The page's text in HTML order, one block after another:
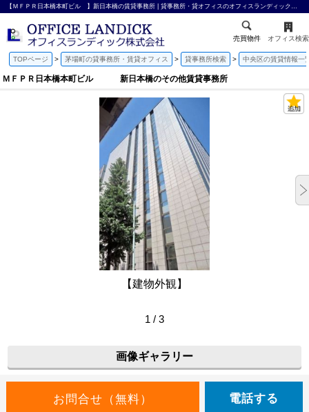
【ＭＦＰＲ日本橋本町ビル 】新日本橋の賃貸事務所 | 貸事務所・貸オフィスのオフィスランディック株式会社
売買物件 オフィス検索
TOPページ 茅場町の貸事務所・賃貸オフィス 貸事務所検索 中央区の賃貸情報一
ＭＦＰＲ日本橋本町ビル 新日本橋のその他賃貸事務所
【建物外観】
1 / 3
画像ギャラリー
電話する